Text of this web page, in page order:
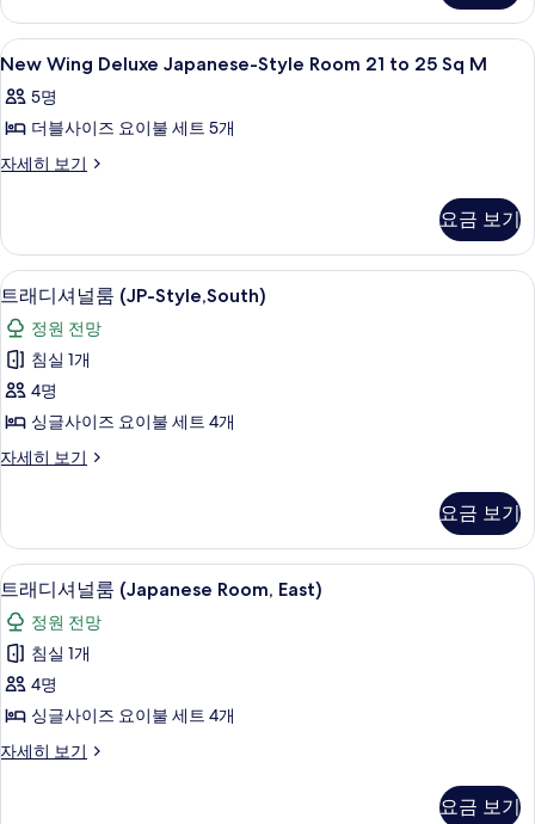
20
Sq
M
사
진
모
기
style
Room
16
20
Sq
자
기
New
Wing
Deluxe
Japanese-
Style
to
25
Sq
M
사
진
모
두
1
New Wing Deluxe Japanese-Style Room 21 to 25 Sq M
5명
더블사이즈 요이불 세트 5개
자세히 보기
New
Style
Room
21
to
25
Sq
M
자
세
보
요금 보기
트
래
디
셔
널
(JP-
진
모
두
보
기
트래디셔널룸 (JP-Style,South) | 1 개
6
트래디셔널룸 (JP-Style,South)
정원 전망
침실 1개
4명
싱글사이즈 요이불 세트 4개
자세히 보기
트
널
룸
(JP-
Style,South)
자
세
히
보
기
요금 보기
트
래
디
셔
널
(Japanese
트래디셔널룸 (Japanese Room, East)
13
트래디셔널룸 (Japanese Room, East)
정원 전망
침실 1개
4명
싱글사이즈 요이불 세트 4개
자세히 보기
트
요금 보기